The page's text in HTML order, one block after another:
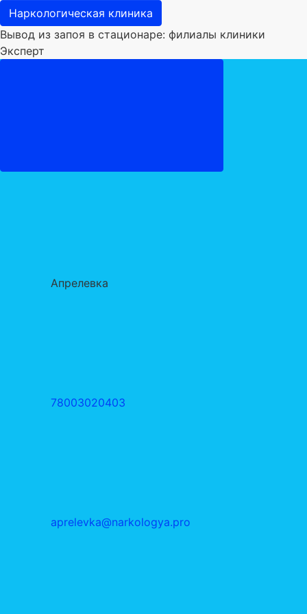
Наркологическая клиника
Вывод из запоя в стационаре: филиалы клиники
Эксперт
Апрелевка
78003020403
aprelevka@narkologya.pro